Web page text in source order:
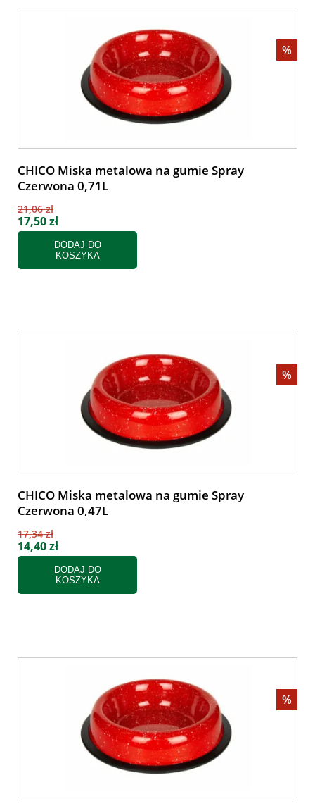
%
CHICO Miska metalowa na gumie Spray
Czerwona 0,71L
21,06 zł
17,50 zł
DODAJ DO
KOSZYKA
%
CHICO Miska metalowa na gumie Spray
Czerwona 0,47L
17,34 zł
14,40 zł
DODAJ DO
KOSZYKA
%